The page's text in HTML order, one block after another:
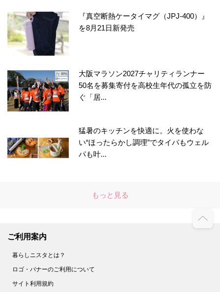
『真空断熱ケータイマグ（JPJ-400）』
を8月21日新発売
大阪マラソン2027チャリティランナー
50名を募集寄付を高校生年代の孤立を防
ぐ「居...
猛暑のキッチンを快適に。火を使わな
い“ほったらかし調理”でタイパもウェル
パも叶...
もっと見る
ご利用案内
暮らしニスタとは？
ロゴ・バナーのご利用について
サイト利用規約